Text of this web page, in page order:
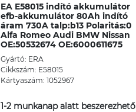
EA E58015 indító akkumulátor
efb-akkumulátor 80Ah indító
áram 730A talp:b13 Polaritás:0
Alfa Romeo Audi BMW Nissan
OE:50532674 OE:6000611675
Gyártó: ERA
Cikkszám: E58015
Kártyaszám: 1052967
1-2 munkanap alatt beszerezhető